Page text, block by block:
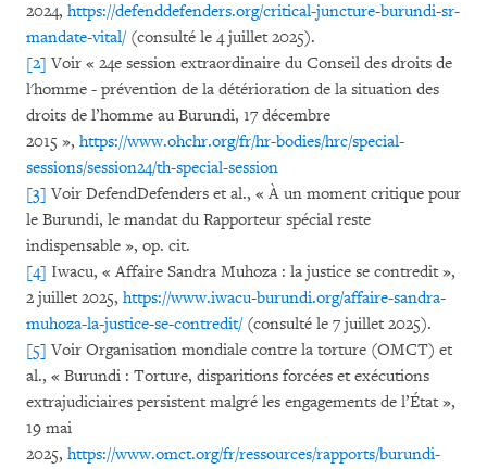
2024, https://defenddefenders.org/critical-juncture-burundi-sr-
mandate-vital/(consulté le 4 juillet 2025).
[2] Voir « 24e session extraordinaire du Conseil des droits de
l'homme - prévention de la détérioration de la situation des
droits de l’homme au Burundi, 17 décembre
2015 », https://www.ohchr.org/fr/hr-bodies/hrc/special-
sessions/session24/th-special-session
[3] Voir DefendDefenders et al., « À un moment critique pour
le Burundi, le mandat du Rapporteur spécial reste
indispensable », op. cit.
[4] Iwacu, « Affaire Sandra Muhoza : la justice se contredit »,
2 juillet 2025, https://www.iwacu-burundi.org/affaire-sandra-
muhoza-la-justice-se-contredit/(consulté le 7 juillet 2025).
[5] Voir Organisation mondiale contre la torture (OMCT) et
al., « Burundi : Torture, disparitions forcées et exécutions
extrajudiciaires persistent malgré les engagements de l’État »,
19 mai
2025, https://www.omct.org/fr/ressources/rapports/burundi-